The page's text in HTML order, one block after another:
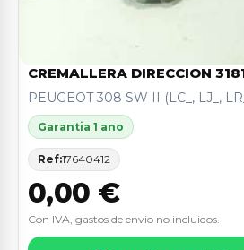
CREMALLERA DIRECCION
PEUGEOT 308 SW II (LC_, LJ_,
Garantia 1 ano
Ref:17640412
0,00 €
Con IVA, gastos de envio no incluidos.